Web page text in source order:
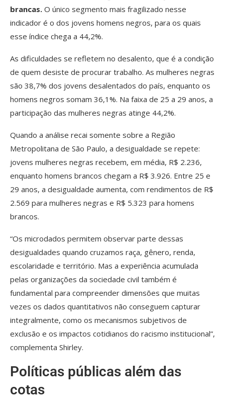
brancas. O único segmento mais fragilizado nesse
indicador é o dos jovens homens negros, para os quais
esse índice chega a 44,2%.
As dificuldades se refletem no desalento, que é a condição
de quem desiste de procurar trabalho. As mulheres negras
são 38,7% dos jovens desalentados do país, enquanto os
homens negros somam 36,1%. Na faixa de 25 a 29 anos, a
participação das mulheres negras atinge 44,2%.
Quando a análise recai somente sobre a Região
Metropolitana de São Paulo, a desigualdade se repete:
jovens mulheres negras recebem, em média, R$ 2.236,
enquanto homens brancos chegam a R$ 3.926. Entre 25 e
29 anos, a desigualdade aumenta, com rendimentos de R$
2.569 para mulheres negras e R$ 5.323 para homens
brancos.
“Os microdados permitem observar parte dessas
desigualdades quando cruzamos raça, gênero, renda,
escolaridade e território. Mas a experiência acumulada
pelas organizações da sociedade civil também é
fundamental para compreender dimensões que muitas
vezes os dados quantitativos não conseguem capturar
integralmente, como os mecanismos subjetivos de
exclusão e os impactos cotidianos do racismo institucional”,
complementa Shirley.
Políticas públicas além das
cotas